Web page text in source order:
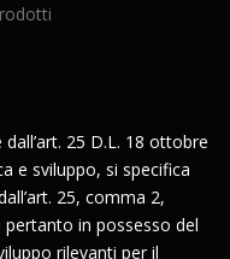
25 D.L. 18 ottobre
e sviluppo, si specifica
25, comma 2,
in possesso del
rilevanti per il